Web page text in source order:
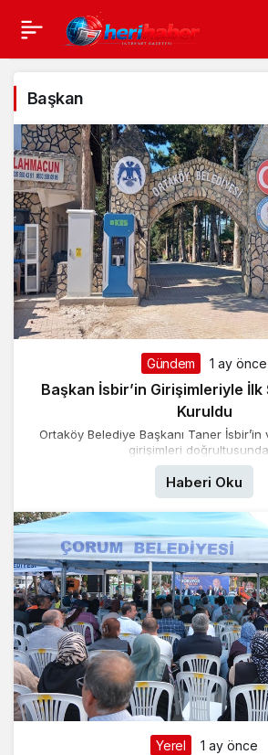
Başkan
Gündem 1 ay önce
Başkan İsbir’in Girişimleriyle
Kuruldu
Ortaköy Belediye Başkanı Taner
girişimleri
Haberi Oku
Yerel 1 ay önce